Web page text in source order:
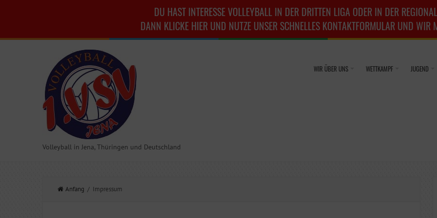
DU HAST INTERESSE VOLLEYBALL IN DER DRITTEN LIGA ODER IN DER
DANN KLICKE HIER UND NUTZE UNSER SCHNELLES KONTAKTFORMULAR UND WIR
Volleyball in Jena, Thüringen und Deutschland
WIR ÜBER UNS WETTKAMPF JUGEND
Anfang / Impressum